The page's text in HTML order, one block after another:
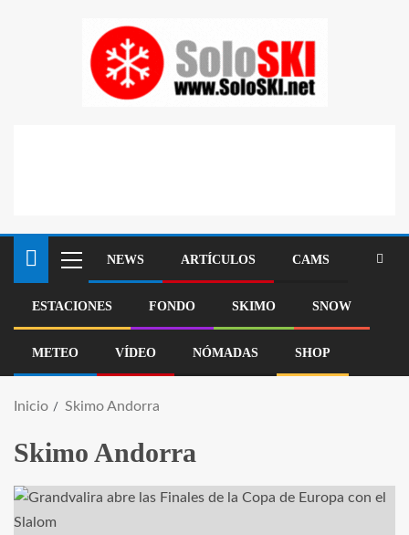
NEWS ARTÍCULOS CAMS
ESTACIONES FONDO SKIMO SNOW
METEO VÍDEO NÓMADAS SHOP
Inicio Skimo Andorra
Skimo Andorra